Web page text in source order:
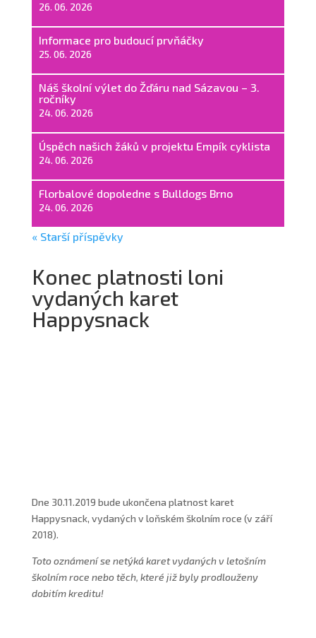
26. 06. 2026
Informace pro budoucí prvňáčky
25. 06. 2026
Náš školní výlet do Žďáru nad Sázavou – 3.
ročníky
24. 06. 2026
Úspěch našich žáků v projektu Empík cyklista
24. 06. 2026
Florbalové dopoledne s Bulldogs Brno
24. 06. 2026
« Starší příspěvky
Konec platnosti loni
vydaných karet
Happysnack
Dne 30.11.2019 bude ukončena platnost karet
Happysnack, vydaných v loňském školním roce (v září
2018).
Toto oznámení se netýká karet vydaných v letošním
školním roce nebo těch, které již byly prodlouženy
dobitím kreditu!